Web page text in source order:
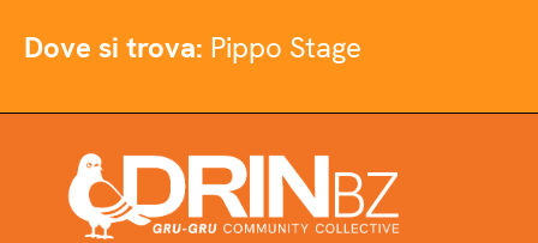
Dove si trova: Pippo Stage